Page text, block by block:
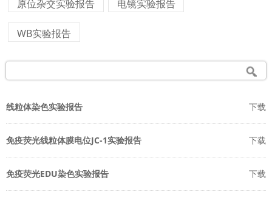
原位杂交实验报告 电镜实验报告
WB实验报告
线粒体染色实验报告 下载
免疫荧光线粒体膜电位JC-1实验报告 下载
免疫荧光EDU染色实验报告 下载